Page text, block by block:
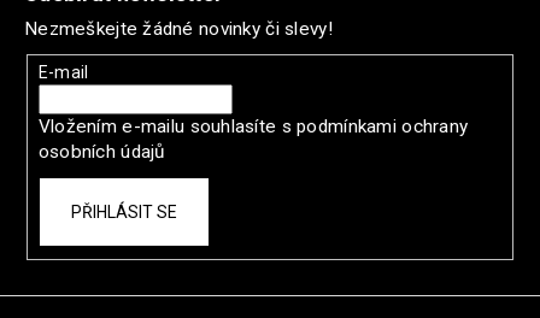
Nezmeškejte žádné novinky či slevy!
E-mail
Vložením e-mailu souhlasíte spodmínkami ochrany
osobních údajů
PŘIHLÁSIT SE